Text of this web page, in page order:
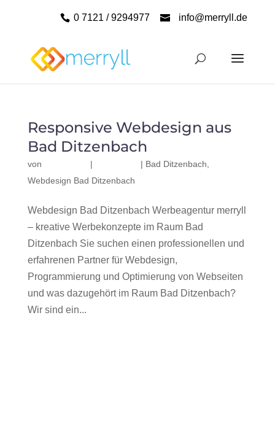
0 7121 / 9294977 info@merryll.de
Responsive Webdesign aus
Bad Ditzenbach
von | | Bad Ditzenbach
Webdesign Bad Ditzenbach
Webdesign Bad Ditzenbach Werbeagentur merryll
– kreative Werbekonzepte im Raum Bad
Ditzenbach Sie suchen einen professionellen und
erfahrenen Partner für Webdesign,
Programmierung und Optimierung von Webseiten
und was dazugehört im Raum Bad Ditzenbach?
Wir sind ein...